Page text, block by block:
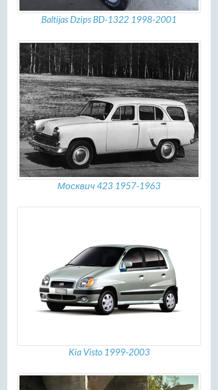
Baltijas Dzips BD-1322 1998-2001
Москвич 423 1957-1963
Kia Visto 1999-2003